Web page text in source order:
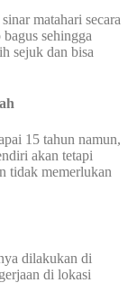
matahari secara
sehingga
sejuk dan bisa
15 tahun namun,
akan tetapi
tidak memerlukan
dilakukan di
di lokasi